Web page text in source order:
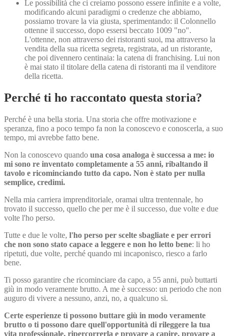
Le possibilità che ci creiamo possono essere infinite e a volte,
modificando alcuni paradigmi o credenze che abbiamo,
possiamo trovare la via giusta, sperimentando: il Colonnello
ottenne il successo, dopo essersi beccato 1009 "no".
L'ottenne, non attraverso dei ristoranti suoi, ma attraverso la
vendita della sua ricetta segreta, registrata, ad un ristorante,
che poi divennero centinaia: la catena di franchising. Lui non
è mai stato il titolare della catena di ristoranti ma il venditore
della ricetta.
Perché ti ho raccontato questa storia?
Perché è una bella storia. Una storia che offre motivazione e
speranza, fino a poco tempo fa non la conoscevo e conoscerla, a suo
tempo, mi avrebbe fatto bene.
Non la conoscevo quando una cosa analoga è successa a me: io
mi sono re inventato completamente a 55 anni, ribaltando il
tavolo e ricominciando tutto da capo. Non è stato per nulla
semplice, credimi.
Nella mia carriera imprenditoriale, oramai ultra trentennale, ho
trovato il successo, quello che per me è il successo, due volte e due
volte l'ho perso.
Tutte e due le volte, l'ho perso per scelte sbagliate e per errori
che non sono stato capace a leggere e non ho letto bene: li ho
ripetuti, due volte, perché quando mi incaponisco, riesco a farlo
bene.
Ti posso garantire che ricominciare da capo, a 55 anni, può buttarti
giù in modo veramente brutto. A me è successo: un periodo che non
auguro di vivere a nessuno, anzi, no, a qualcuno si.
Certe esperienze ti possono buttare giù in modo veramente
brutto o ti possono dare quell'opportunità di rileggere la tua
vita professionale, ripercorrerla e provare a capire, provare a